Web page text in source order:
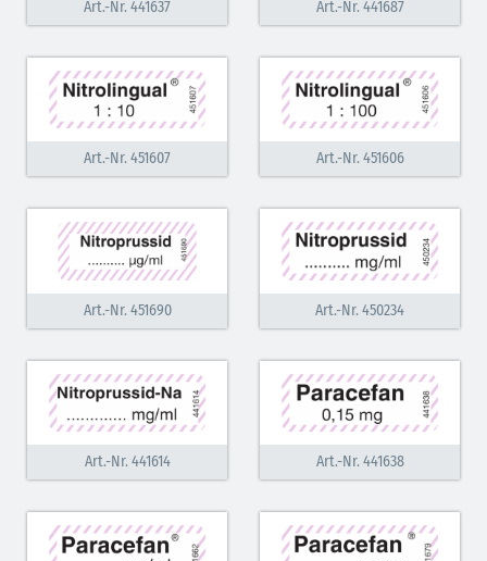
Art.-Nr. 441637 Art.-Nr. 441687
Art.-Nr. 451607 Art.-Nr. 451606
Art.-Nr. 451690 Art.-Nr. 450234
Art.-Nr. 441614 Art.-Nr. 441638